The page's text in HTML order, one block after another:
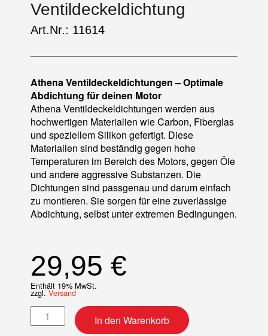
Ventildeckeldichtung
Art.Nr.: 11614
Athena Ventildeckeldichtungen – Optimale
Abdichtung für deinen Motor
Athena Ventildeckeldichtungen werden aus
hochwertigen Materialien wie Carbon, Fiberglas
und speziellem Silikon gefertigt. Diese
Materialien sind beständig gegen hohe
Temperaturen im Bereich des Motors, gegen Öle
und andere aggressive Substanzen. Die
Dichtungen sind passgenau und darum einfach
zu montieren. Sie sorgen für eine zuverlässige
Abdichtung, selbst unter extremen Bedingungen.
29,95 €
Enthält 19% MwSt.
zzgl. Versand
Ventildeckeldichtung Menge
In den Warenkorb